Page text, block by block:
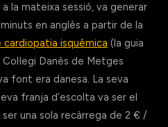
la mateixa sessió, va generar
en anglès a partir de la
cardiopatia isquèmica (la guia
Danès de Metges
font era danesa. La seva
franja d’escolta va ser el
una sola recàrrega de 2 € /